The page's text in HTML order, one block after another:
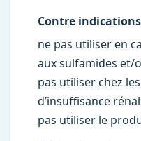
Contre indications
ne pas utiliser en
aux sulfamides et/
pas utiliser chez
d’insuffisance
pas utiliser le